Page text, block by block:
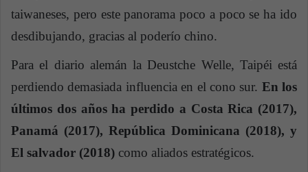
taiwaneses, pero este panorama poco a poco se ha ido
desdibujando, gracias al poderío chino.
Para el diario alemán la Deustche Welle, Taipéi está
perdiendo demasiada influencia en el cono sur. En los
últimos dos años ha perdido a Costa Rica (2017),
Panamá (2017), República Dominicana (2018), y
El salvador (2018) como aliados estratégicos.